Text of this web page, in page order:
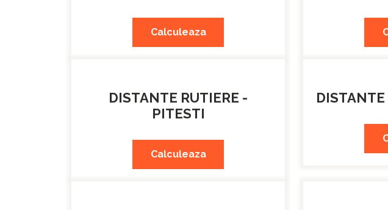
Calculeaza
DISTANTE RUTIERE -
PITESTI
Calculeaza
DISTANTE